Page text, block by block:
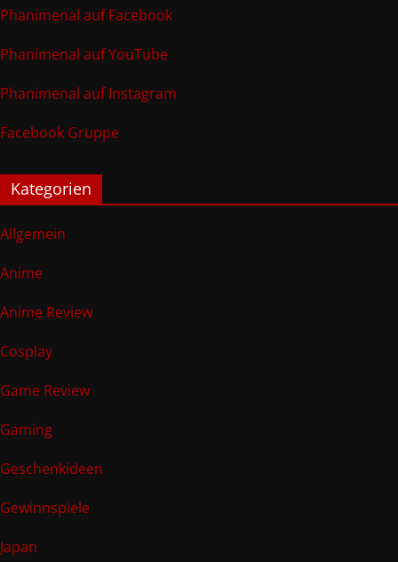
Phanimenal auf Facebook
Phanimenal auf YouTube
Phanimenal auf Instagram
Facebook Gruppe
Kategorien
Allgemein
Anime
Anime Review
Cosplay
Game Review
Gaming
Geschenkideen
Gewinnspiele
Japan